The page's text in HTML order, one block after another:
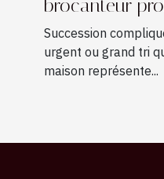
brocanteur
contacter ?
Succession
urgent ou grand tri
maison représente...